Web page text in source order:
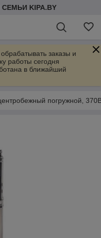
KIPA.BY
заказы и
работы сегодня
в ближайший
погружной,